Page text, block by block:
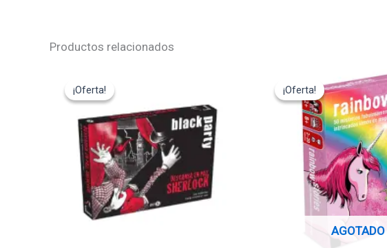
Productos relacionados
¡Oferta!
¡Oferta!
precio
original
22,00€.19,80€.
¡Oferta!
AGOTADO
¡Oferta!
precio
original
era:
12,95€.
precio
actual
es:
11,65€.